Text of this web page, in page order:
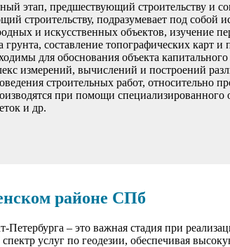
этап, предшествующий строительству и
строительству, подразумевает под собой
и искусственных объектов, изучение
составление топографических карт и
для обоснования объекта капитального
измерений, вычислений и построений
строительных работ, относительно
при помощи специализированного
и др.
районе СПб
– это важная стадия при
услуг по геодезии, обеспечивая